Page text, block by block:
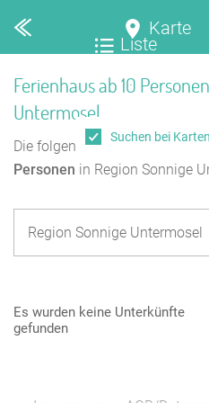
Karte
Liste
Ferienhaus ab 10
Untermosel
Die folgende Übersicht enthält
Personen in Region Sonnige
Es wurden keine Unterkünfte
gefunden
Suchen bei